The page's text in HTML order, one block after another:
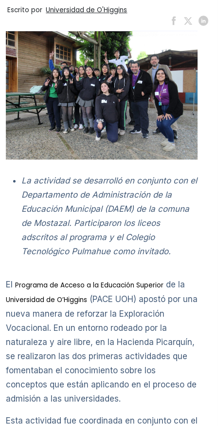
Escrito por Universidad de O'Higgins
La actividad se desarrolló en conjunto con el
Departamento de Administración de la
Educación Municipal (DAEM) de la comuna
de Mostazal. Participaron los liceos
adscritos al programa y el Colegio
Tecnológico Pulmahue como invitado.
El Programa de Acceso a la Educación Superior de la
Universidad de O’Higgins (PACE UOH) apostó por una
nueva manera de reforzar la Exploración
Vocacional. En un entorno rodeado por la
naturaleza y aire libre, en la Hacienda Picarquín,
se realizaron las dos primeras actividades que
fomentaban el conocimiento sobre los
conceptos que están aplicando en el proceso de
admisión a las universidades.
Esta actividad fue coordinada en conjunto con el